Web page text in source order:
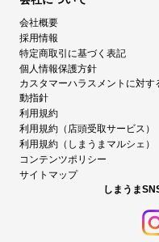
会社概要
採用情報
特定商取引に基づく表記
個人情報保護方針
カスタマーハラスメントに対す
動指針
利用規約
利用規約（店頭受取サービス）
利用規約（しまうまマルシェ）
コンテンツポリシー
サイトマップ
しまうま